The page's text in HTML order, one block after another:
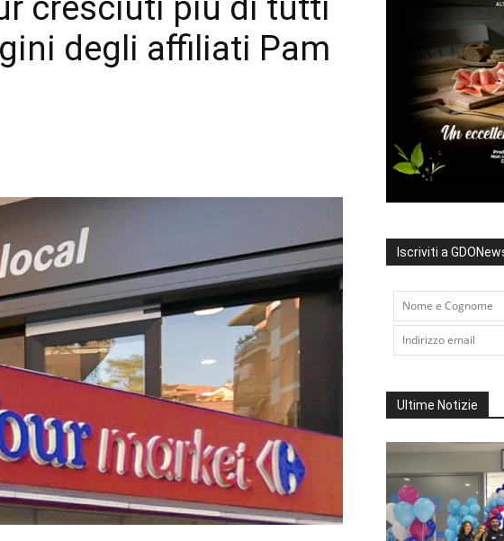
degli affiliati Pam
Iscriviti a
Ultime Notizie